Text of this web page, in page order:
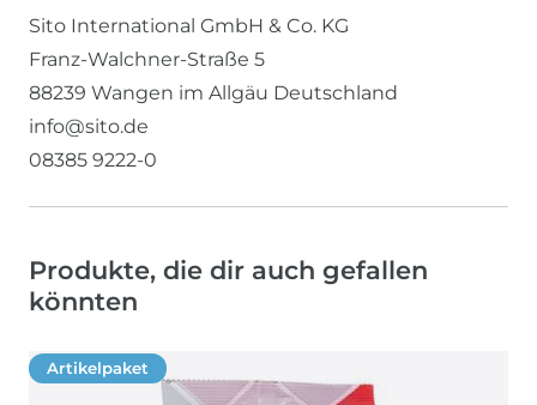
Sito International GmbH & Co. KG
Franz-Walchner-Straße 5
88239 Wangen im Allgäu Deutschland
info@sito.de
08385 9222-0
Produkte, die dir auch gefallen
könnten
Artikelpaket